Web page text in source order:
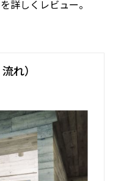
月延長で体重がニ
います。元々太っ
。
１回か２回ジムに
、そこは感謝して
詳しくレビュー。
れ）